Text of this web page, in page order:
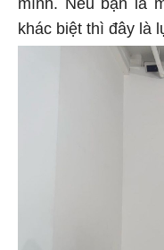
mình. Nếu bạn là
khác biệt thì đây là